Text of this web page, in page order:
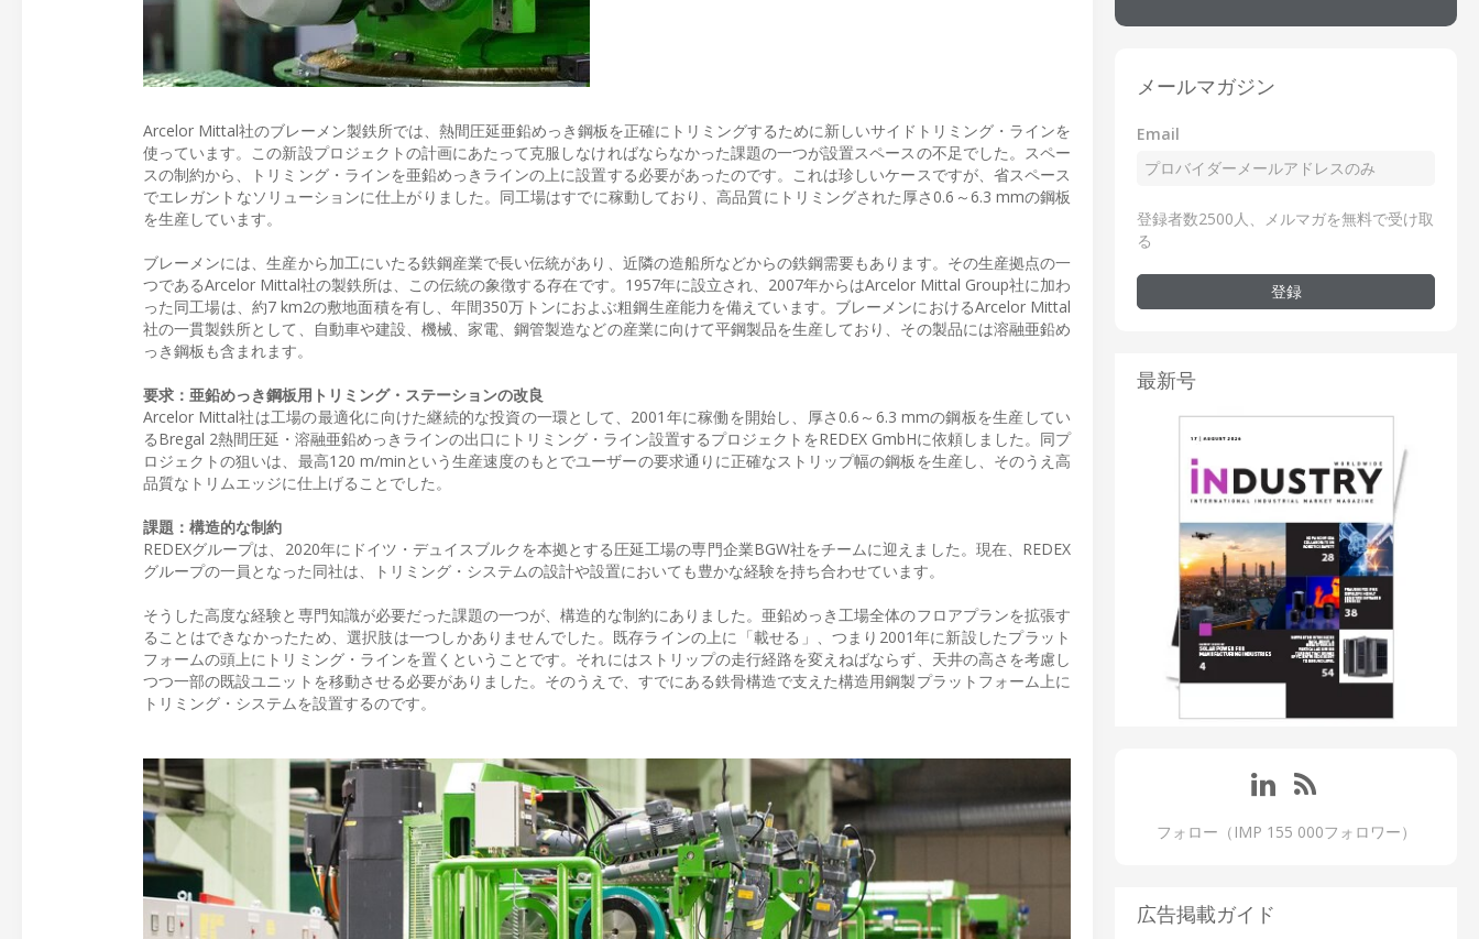
Arcelor Mittal社のブレーメン製鉄所では、熱間圧延亜鉛めっき鋼板を正確にトリミングするために新しいサイドトリミング・ラインを
使っています。この新設プロジェクトの計画にあたって克服しなければならなかった課題の一つが設置スペースの不足でした。スペー
スの制約から、トリミング・ラインを亜鉛めっきラインの上に設置する必要があったのです。これは珍しいケースですが、省スペース
でエレガントなソリューションに仕上がりました。同工場はすでに稼動しており、高品質にトリミングされた厚さ0.6～6.3 mmの鋼板
を生産しています。
ブレーメンには、生産から加工にいたる鉄鋼産業で長い伝統があり、近隣の造船所などからの鉄鋼需要もあります。その生産拠点の一
つであるArcelor Mittal社の製鉄所は、この伝統の象徴する存在です。1957年に設立され、2007年からはArcelor Mittal Group社に加わ
った同工場は、約7 km2の敷地面積を有し、年間350万トンにおよぶ粗鋼生産能力を備えています。ブレーメンにおけるArcelor Mittal
社の一貫製鉄所として、自動車や建設、機械、家電、鋼管製造などの産業に向けて平鋼製品を生産しており、その製品には溶融亜鉛め
っき鋼板も含まれます。
要求：亜鉛めっき鋼板用トリミング・ステーションの改良
Arcelor Mittal社は工場の最適化に向けた継続的な投資の一環として、2001年に稼働を開始し、厚さ0.6～6.3 mmの鋼板を生産してい
るBregal 2熱間圧延・溶融亜鉛めっきラインの出口にトリミング・ライン設置するプロジェクトをREDEX GmbHに依頼しました。同プ
ロジェクトの狙いは、最高120 m/minという生産速度のもとでユーザーの要求通りに正確なストリップ幅の鋼板を生産し、そのうえ高
品質なトリムエッジに仕上げることでした。
課題：構造的な制約
REDEXグループは、2020年にドイツ・デュイスブルクを本拠とする圧延工場の専門企業BGW社をチームに迎えました。現在、REDEX
グループの一員となった同社は、トリミング・システムの設計や設置においても豊かな経験を持ち合わせています。
そうした高度な経験と専門知識が必要だった課題の一つが、構造的な制約にありました。亜鉛めっき工場全体のフロアプランを拡張す
ることはできなかったため、選択肢は一つしかありませんでした。既存ラインの上に「載せる」、つまり2001年に新設したプラット
フォームの頭上にトリミング・ラインを置くということです。それにはストリップの走行経路を変えねばならず、天井の高さを考慮し
つつ一部の既設ユニットを移動させる必要がありました。そのうえで、すでにある鉄骨構造で支えた構造用鋼製プラットフォーム上に
トリミング・システムを設置するのです。
メールマガジン
Email
登録者数2500人、メルマガを無料で受け取
る
登録
最新号
フォロー（IMP 155 000フォロワー）
広告掲載ガイド